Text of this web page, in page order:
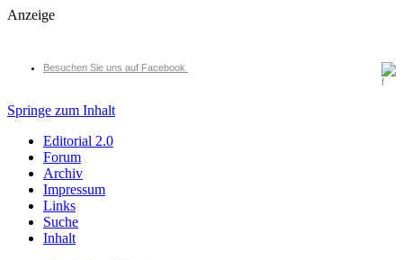
Anzeige
Besuchen Sie uns auf Facebook
Springe zum Inhalt
Editorial 2.0
Forum
Archiv
Impressum
Links
Suche
Inhalt